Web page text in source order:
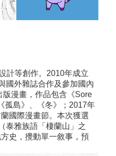
計等創作。2010年成立
國外雜誌合作及參加國內
漫畫，作品包含《Sore
孤島》、《冬》；2017年
國際漫畫節。本次獲選
泰雅族語「棲蘭山」之
史，攪動單一敘事，預